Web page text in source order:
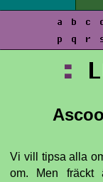
a b c
p
q r
:
Vi vill tipsa alla
om. Men fräckt